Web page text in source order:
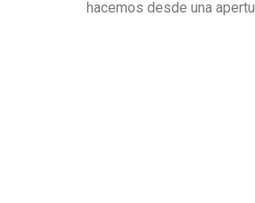
hacemos desde una